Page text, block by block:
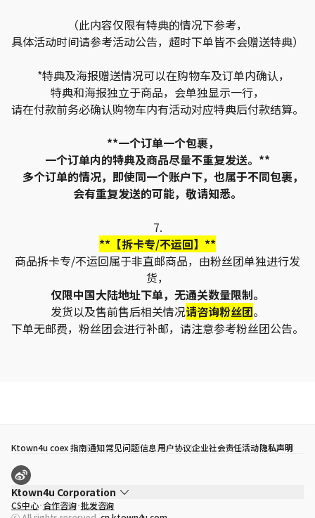
（此内容仅限有特典的情况下参考，
具体活动时间请参考活动公告，超时下单皆不会赠送特典）
*特典及海报赠送情况可以在购物车及订单内确认，
特典和海报独立于商品，会单独显示一行，
请在付款前务必确认购物车内有活动对应特典后付款结算。
**一个订单一个包裹，
一个订单内的特典及商品尽量不重复发送。**
多个订单的情况，即使同一个账户下，也属于不同包裹，
会有重复发送的可能，敬请知悉。
7.
**【拆卡专/不运回】**
商品拆卡专/不运回属于非直邮商品，由粉丝团单独进行发
货，
仅限中国大陆地址下单，无通关数量限制。
发货以及售前售后相关情况请咨询粉丝团。
下单无邮费，粉丝团会进行补邮，请注意参考粉丝团公告。
Ktown4u coex 指南通知常见问题信息用户协议企业社会责任活动隐私声明
Ktown4u Corporation
代表 宋効珉
CS中心 合作咨询 批发咨询